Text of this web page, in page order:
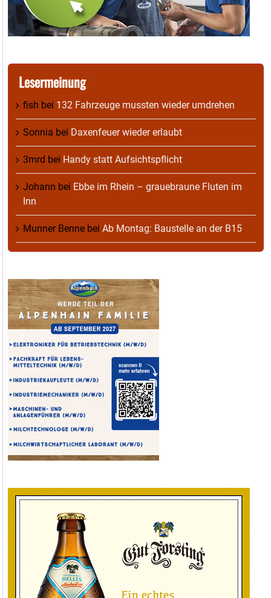
Lesermeinung
fish bei 132 Fahrzeuge mussten wieder umdrehen
Sonnia bei Daxenfeuer wieder erlaubt
3mrd bei Handy statt Aufsichtspflicht
Johann bei Ebbe im Rhein – grauebraune Fluten im
Inn
Munner Benne bei Ab Montag: Baustelle an der B15